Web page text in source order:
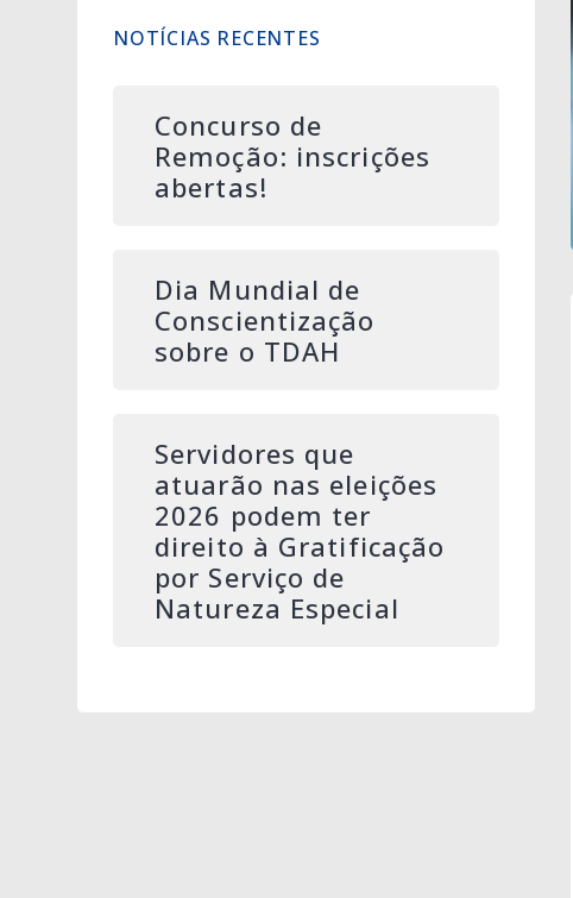
NOTÍCIAS RECENTES
Concurso de
Remoção: inscrições
abertas!
Dia Mundial de
Conscientização
sobre o TDAH
Servidores que
atuarão nas eleições
2026 podem ter
direito à Gratificação
por Serviço de
Natureza Especial